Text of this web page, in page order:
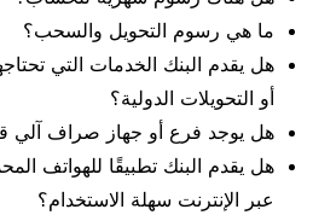
ما هي رسوم التحويل والسحب؟
هل يقدم البنك الخدمات التي
أو التحويلات الدولية؟
هل يوجد فرع أو جهاز صراف آلي
هل يقدم البنك تطبيقًا للهواتف
عبر الإنترنت سهلة الاستخدام؟